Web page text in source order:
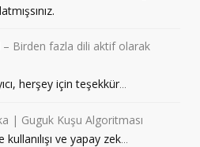
– Birden fazla dili aktif olarak
herşey için teşekkür...
| Guguk Kuşu Algoritması
ve yapay zek...